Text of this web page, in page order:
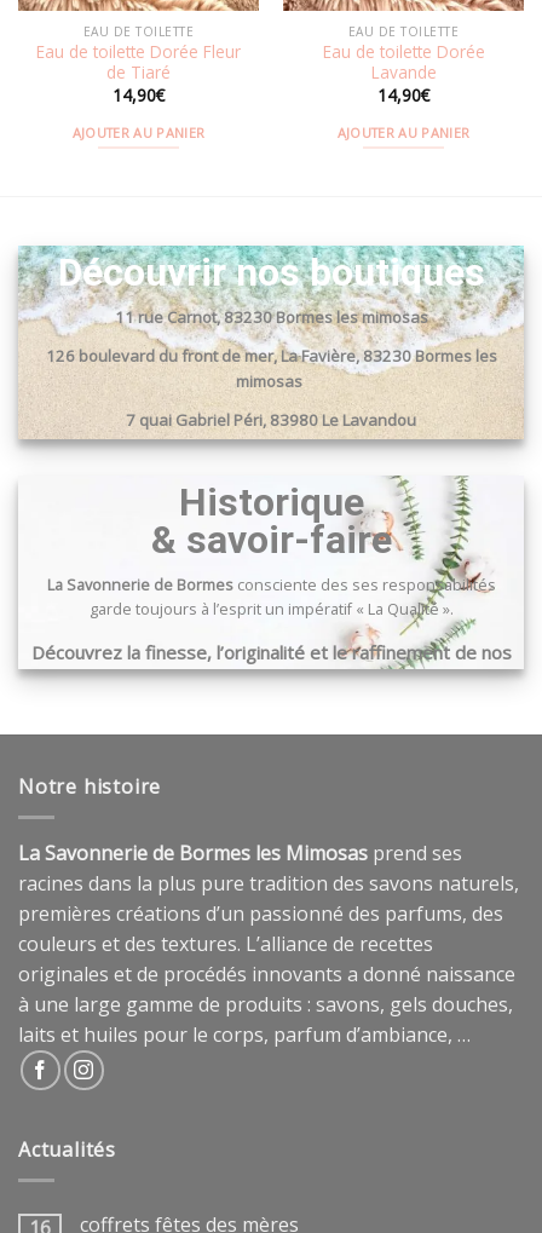
EAU DE TOILETTE
Eau de toilette Dorée Fleur
de Tiaré
14,90€
AJOUTER AU PANIER
EAU DE TOILETTE
Eau de toilette Dorée
Lavande
14,90€
AJOUTER AU PANIER
Découvrir nos boutiques
11 rue Carnot, 83230 Bormes les mimosas
126 boulevard du front de mer, La Favière, 83230 Bormes les
mimosas
7 quai Gabriel Péri, 83980 Le Lavandou
Historique
& savoir-faire
La Savonnerie de Bormesconsciente des ses responsabilités
garde toujours à l’esprit un impératif « La Qualité ».
Découvrez la finesse, l’originalité et le raffinement de nos
produits …
Notre histoire
La Savonnerie de Bormes les Mimosas prend ses
racines dans la plus pure tradition des savons naturels,
premières créations d’un passionné des parfums, des
couleurs et des textures. L’alliance de recettes
originales et de procédés innovants a donné naissance
à une large gamme de produits : savons, gels douches,
laits et huiles pour le corps, parfum d’ambiance, …
Actualités
16 coffrets fêtes des mères